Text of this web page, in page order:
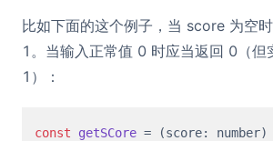
比如下面的这个例子，当 score 为空
1。当输入正常值 0 时应当返回 0（但
1）：
const getSCore = (score: number)